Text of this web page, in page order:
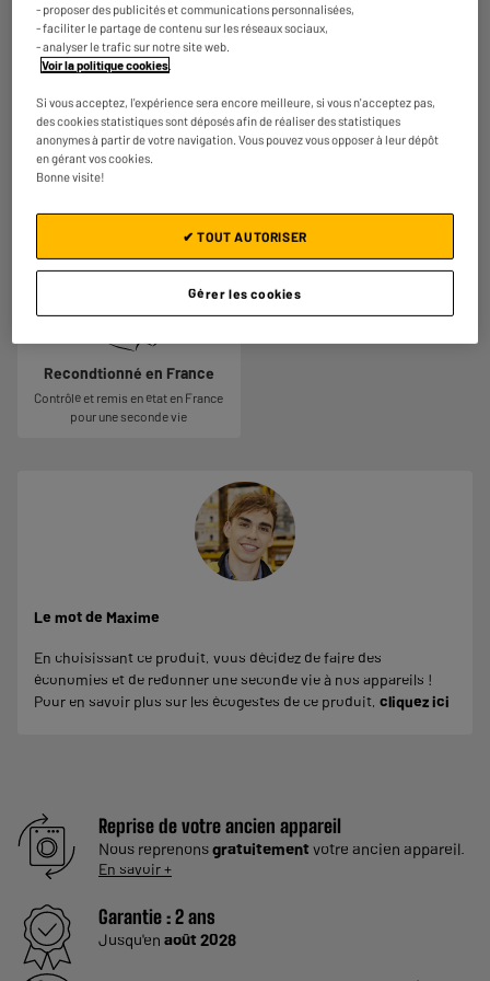
Ecran : 6,7 pouces
quotidien. Jouez confortablement,
regardez vos films, visionnez vos
photos, répondez aux emails et lisez
un livre sans froncer les sourcils.
capteur principal embarqué par le
smartphone. Plus celui-ci possède
de mégapixels, plus la photo sera
macro etc…
Recondtionné en France
Contrôlé et remis en état en France
pour une seconde vie
Le mot de Maxime
En choisissant ce produit, vous décidez de faire des
économies et de redonner une seconde vie à nos appareils !
Pour en savoir plus sur les écogestes de ce produit, cliquez ici
Reprise de votre ancien appareil
Nous reprenonsgratuitement votre ancien appareil.
En savoir +
Garantie :2 ans
Jusqu'en août 2028
- proposer des publicités et communications personnalisées,
- faciliter le partage de contenu sur les réseaux sociaux,
- analyser le trafic sur notre site web.
Voir la politique cookies.
Si vous acceptez, l'expérience sera encore meilleure, si vous n'acceptez pas,
des cookies statistiques sont déposés afin de réaliser des statistiques
anonymes à partir de votre navigation. Vous pouvez vous opposer à leur dépôt
en gérant vos cookies.
Bonne visite!
Gérer les cookies
✔ TOUT AUTORISER